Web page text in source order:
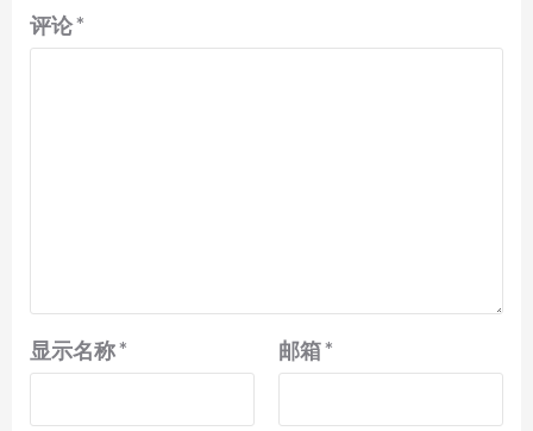
评论*
显示名称* 邮箱*